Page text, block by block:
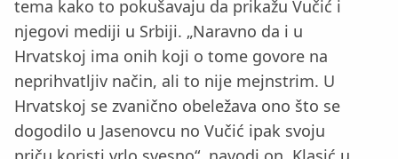
tema kako to pokušavaju da prikažu Vučić i
njegovi mediji u Srbiji. „Naravno da i u
Hrvatskoj ima onih koji o tome govore na
neprihvatljiv način, ali to nije mejnstrim. U
Hrvatskoj se zvanično obeležava ono što se
dogodilo u Jasenovcu no Vučić ipak svoju